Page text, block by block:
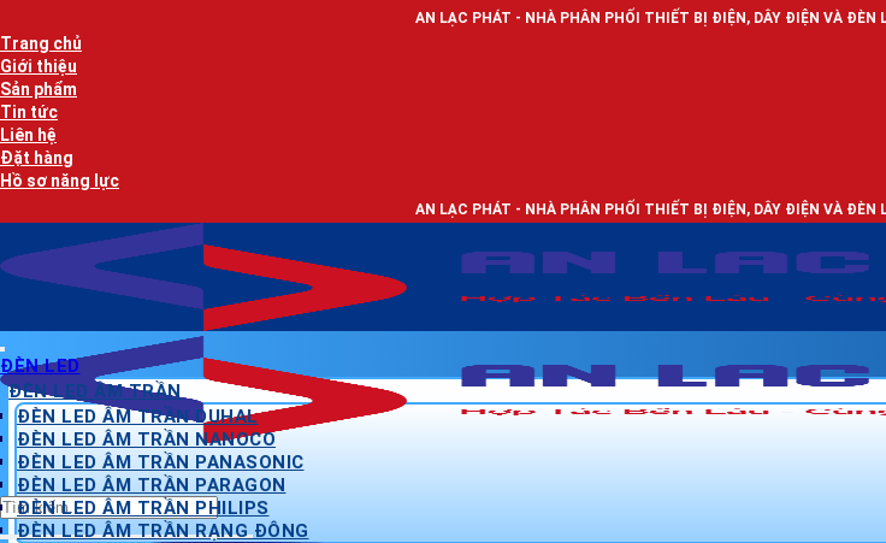
qua
nội
dung
AN LẠC PHÁT - NHÀ PHÂN PHỐI THIẾT BỊ ĐIỆN, DÂY ĐIỆN VÀ ĐÈN LED CHIẾU SÁNG
Trang chủ
Giới thiệu
Sản phẩm
Tin tức
Liên hệ
Đặt hàng
Hồ sơ năng lực
AN LẠC PHÁT - NHÀ PHÂN PHỐI THIẾT BỊ ĐIỆN, DÂY ĐIỆN VÀ ĐÈN LED CHIẾU SÁNG
Tìm
kiếm:
ĐÈN LED
ĐÈN LED ÂM TRẦN
ĐÈN LED ÂM TRẦN DUHAL
ĐÈN LED ÂM TRẦN NANOCO
ĐÈN LED ÂM TRẦN PANASONIC
ĐÈN LED ÂM TRẦN PARAGON
ĐÈN LED ÂM TRẦN PHILIPS
ĐÈN LED ÂM TRẦN RẠNG ĐÔNG